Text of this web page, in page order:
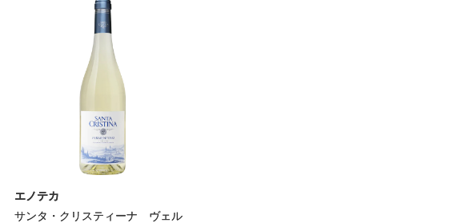
エノテカ
サンタ・クリスティーナ ヴェル